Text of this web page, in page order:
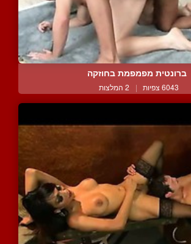
ברונטית מפמפמת בחוזקה
6043 צפיות | 2 המלצות